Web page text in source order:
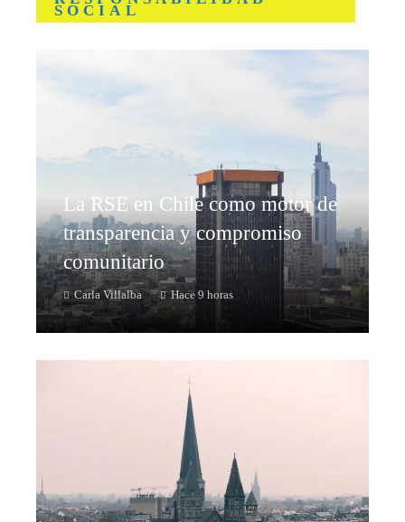
SOCIAL
La RSE en Chile como motor de
transparencia y compromiso
comunitario
Carla Villalba Hace 9 horas